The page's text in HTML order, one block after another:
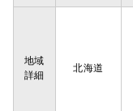
地域
詳細
北海道